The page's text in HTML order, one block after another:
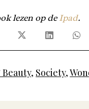
lezen op deIpad.
, Society,